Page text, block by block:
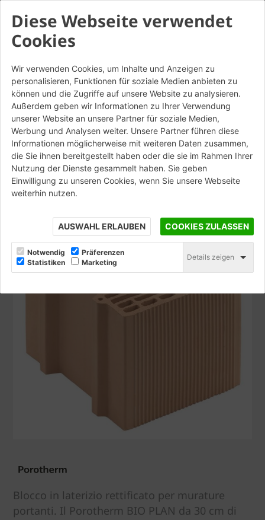
Diese Webseite verwendet
Cookies
Wir verwenden Cookies, um Inhalte und Anzeigen zu
personalisieren, Funktionen für soziale Medien anbieten zu
können und die Zugriffe auf unsere Website zu analysieren.
Außerdem geben wir Informationen zu Ihrer Verwendung
unserer Website an unsere Partner für soziale Medien,
Werbung und Analysen weiter. Unsere Partner führen diese
Informationen möglicherweise mit weiteren Daten zusammen,
die Sie ihnen bereitgestellt haben oder die sie im Rahmen Ihrer
Nutzung der Dienste gesammelt haben. Sie geben
Einwilligung zu unseren Cookies, wenn Sie unsere Webseite
weiterhin nutzen.
AUSWAHL ERLAUBEN COOKIES ZULASSEN
Notwendig
Präferenzen
Statistiken
Marketing
Details zeigen
Porotherm BIO PLAN 30-
24/19,9 P - GAT
STAMPA
Blocco in laterizio rettificato per murature
portanti. Il Porotherm BIO PLAN da 30 cm di